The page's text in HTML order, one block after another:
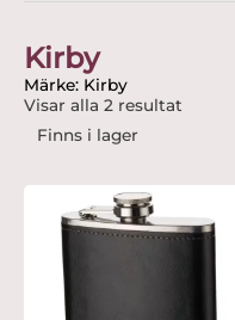
Kirby
Märke: Kirby
Visar alla 2 resultat